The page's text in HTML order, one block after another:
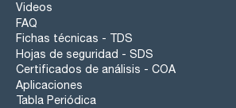
Videos
FAQ
Fichas técnicas - TDS
Hojas de seguridad - SDS
Certificados de análisis - COA
Aplicaciones
Tabla Periódica